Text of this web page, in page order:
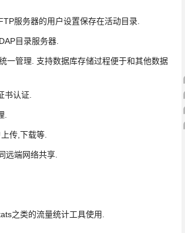
服务器的用户设置保存在活动目录.
目录服务器.
一管理. 支持数据库存储过程便于和其他数据
书认证.
.
传,下载等.
远端网络共享.
之类的流量统计工具使用.